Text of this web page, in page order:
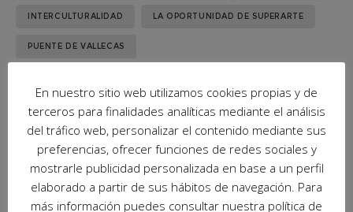
INTERCULTURALIDAD LA OPORTUNIDAD DE SUPERARTE
PUENTE DE VALLECAS
Related posts
En nuestro sitio web utilizamos cookies propias y de
terceros para finalidades analíticas mediante el análisis
del tráfico web, personalizar el contenido mediante sus
preferencias, ofrecer funciones de redes sociales y
mostrarle publicidad personalizada en base a un perfil
elaborado a partir de sus hábitos de navegación. Para
más información puedes consultar nuestra política de